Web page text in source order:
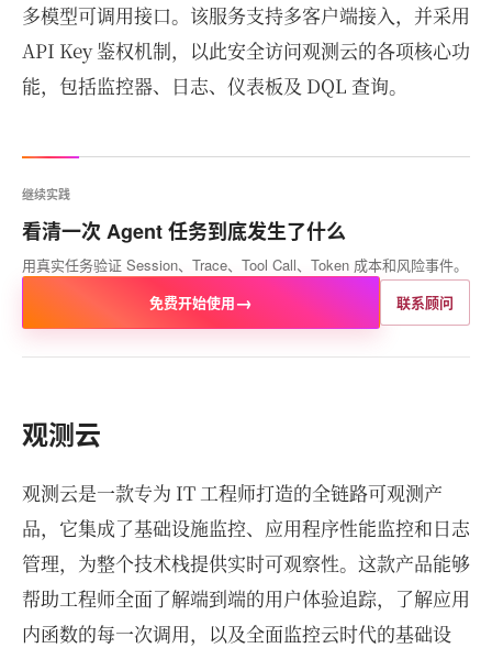
多模型可调用接口。该服务支持多客户端接入，并采用
API Key 鉴权机制，以此安全访问观测云的各项核心功
能，包括监控器、日志、仪表板及 DQL 查询。
继续实践
看清一次 Agent 任务到底发生了什么
用真实任务验证 Session、Trace、Tool Call、Token 成本和风险事件。
免费开始使用→ 联系顾问
观测云
观测云是一款专为 IT 工程师打造的全链路可观测产
品，它集成了基础设施监控、应用程序性能监控和日志
管理，为整个技术栈提供实时可观察性。这款产品能够
帮助工程师全面了解端到端的用户体验追踪，了解应用
内函数的每一次调用，以及全面监控云时代的基础设